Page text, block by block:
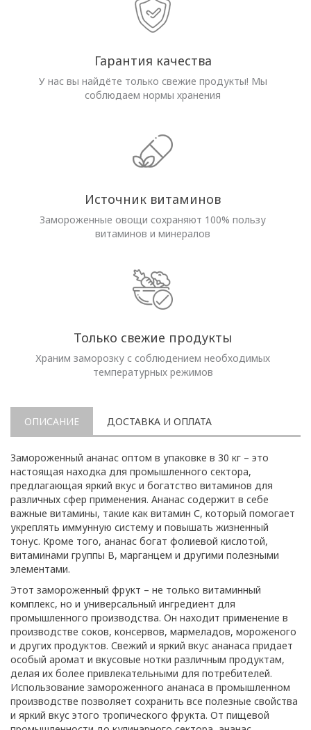
Гарантия качества
У нас вы найдёте только свежие продукты! Мы
соблюдаем нормы хранения
Источник витаминов
Замороженные овощи сохраняют 100% пользу
витаминов и минералов
Только свежие продукты
Храним заморозку с соблюдением необходимых
температурных режимов
ОПИСАНИЕ ДОСТАВКА И ОПЛАТА
Замороженный ананас оптом в упаковке в 30 кг – это
настоящая находка для промышленного сектора,
предлагающая яркий вкус и богатство витаминов для
различных сфер применения. Ананас содержит в себе
важные витамины, такие как витамин С, который помогает
укреплять иммунную систему и повышать жизненный
тонус. Кроме того, ананас богат фолиевой кислотой,
витаминами группы В, марганцем и другими полезными
элементами.
Этот замороженный фрукт – не только витаминный
комплекс, но и универсальный ингредиент для
промышленного производства. Он находит применение в
производстве соков, консервов, мармеладов, мороженого
и других продуктов. Свежий и яркий вкус ананаса придает
особый аромат и вкусовые нотки различным продуктам,
делая их более привлекательными для потребителей.
Использование замороженного ананаса в промышленном
производстве позволяет сохранить все полезные свойства
и яркий вкус этого тропического фрукта. От пищевой